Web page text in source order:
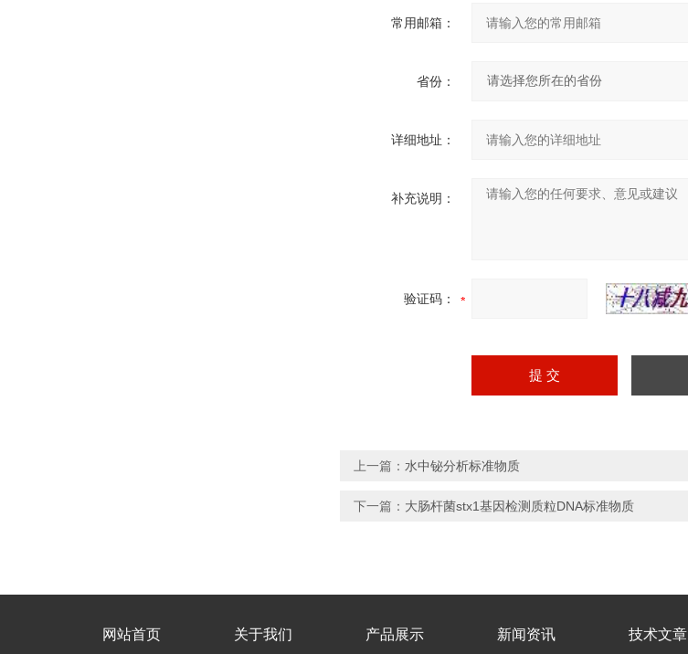
常用邮箱：
省份：
详细地址：
补充说明：
验证码：
上一篇： 水中铋分析标准物质
下一篇： 大肠杆菌stx1基因检测质粒DNA标准物质
网站首页 关于我们 产品展示 新闻资讯 技术文章